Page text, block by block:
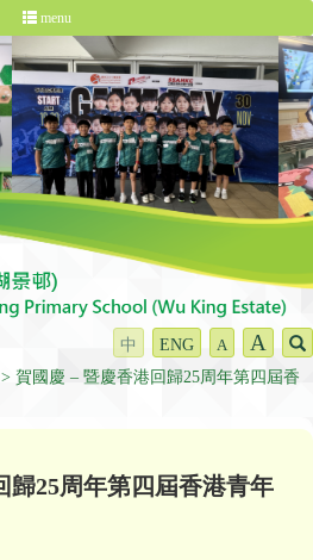
menu
中 ENG A A
賀國慶 – 暨慶香港回歸25周年第四屆香
歸25周年第四屆香港青年